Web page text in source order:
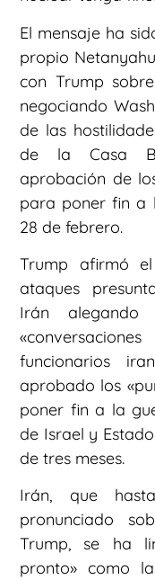
El mensaje ha
propio
con Trump
negociando
de las
de la Casa
aprobación de
para poner fin a
28 de febrero.
Trump afirmó
ataques
Irán
funcionarios
aprobado los
poner fin a la
de Israel y
de tres meses.
Irán, que
pronunciado
Trump, se ha
pronto» como